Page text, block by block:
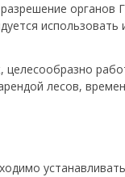
органов
использовать
целесообразно
лесов,